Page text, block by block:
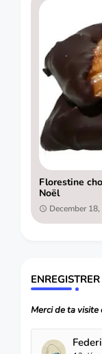
Florestine
Noël
December
Merci de ta